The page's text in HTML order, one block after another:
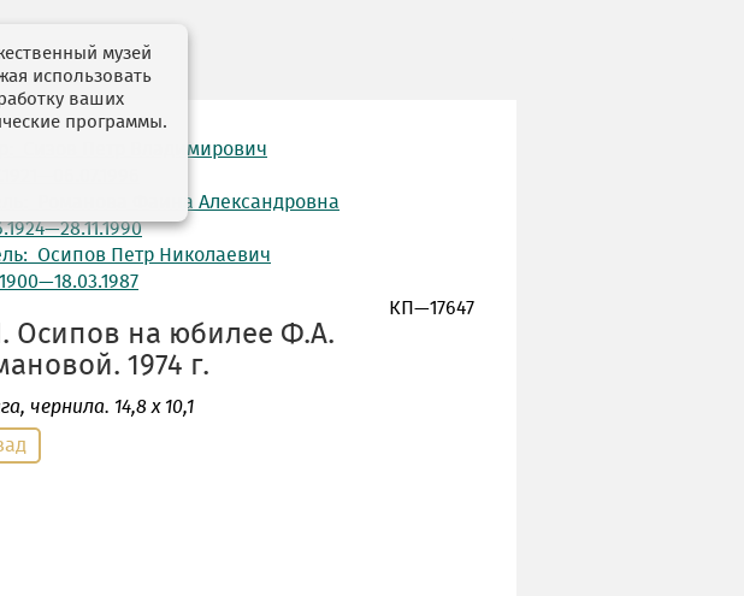
Сизов Петр Владимирович
Романова Фаина Александровна
Осипов Петр Николаевич
КП—17647
Осипов на юбилее Ф.А.
1974 г.
, чернила. 14,8 х 10,1
музей
использовать
ваших
программы.